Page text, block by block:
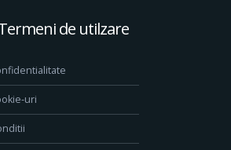
de utilzare
uri